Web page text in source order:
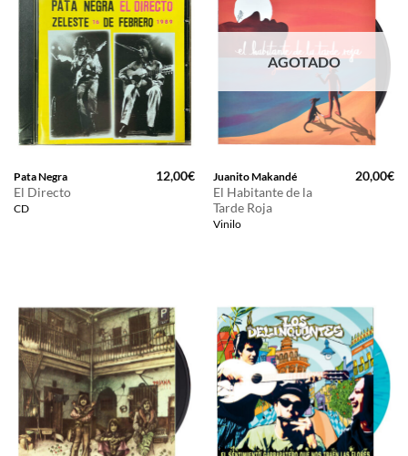
Pata Negra
El Directo
CD
12,00€
AGOTADO
Juanito Makandé
El Habitante de la
Tarde Roja
Vinilo
20,00€